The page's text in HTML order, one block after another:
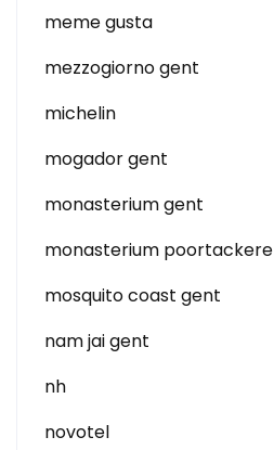
meme gusta
mezzogiorno gent
michelin
mogador gent
monasterium gent
monasterium poortackere
mosquito coast gent
nam jai gent
nh
novotel